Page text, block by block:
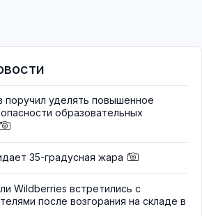
поручил уделять повышенное
образовательных
35-градусная жара
Wildberries встретились с
после возгорания на складе в